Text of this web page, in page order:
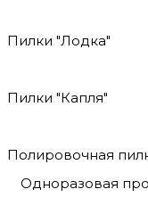
Пилки "Лодка"
Пилки "Капля"
Полировочная
Одноразовая